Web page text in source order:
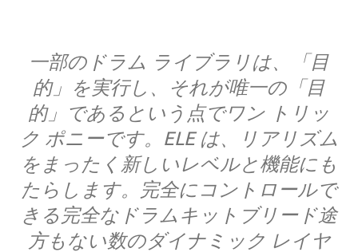
一部のドラム ライブラリは、「目
的」を実行し、それが唯一の「目
的」であるという点でワン トリッ
ク ポニーです。ELE は、リアリズム
をまったく新しいレベルと機能にも
たらします。完全にコントロールで
きる完全なドラムキットブリード途
方もない数のダイナミック レイヤ